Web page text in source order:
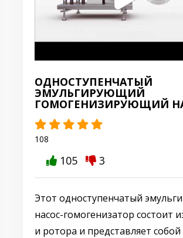
ОДНОСТУПЕНЧАТЫЙ
ЭМУЛЬГИРУЮЩИЙ
ГОМОГЕНИЗИРУЮЩИЙ
108
105 3
Этот одноступенчатый
насос-гомогенизатор состоит
и ротора и представляет собой